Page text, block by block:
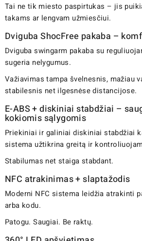
Tai ne tik miesto paspirtukas – jis
takams ar lengvam užmiesčiui.
Dviguba ShocFree pakaba –
Dviguba swingarm pakaba su
sugeria nelygumus.
Važiavimas tampa švelnesnis, mažiau
stabilesnis net ilgesnėse distancijose.
E-ABS + diskiniai stabdžiai –
kokiomis sąlygomis
Priekiniai ir galiniai diskiniai stabdžiai
sistema užtikrina greitą ir
Stabilumas net staiga stabdant.
NFC atrakinimas + slaptažodis
Moderni NFC sistema leidžia atrakinti
arba kodu.
Patogu. Saugiai. Be raktų.